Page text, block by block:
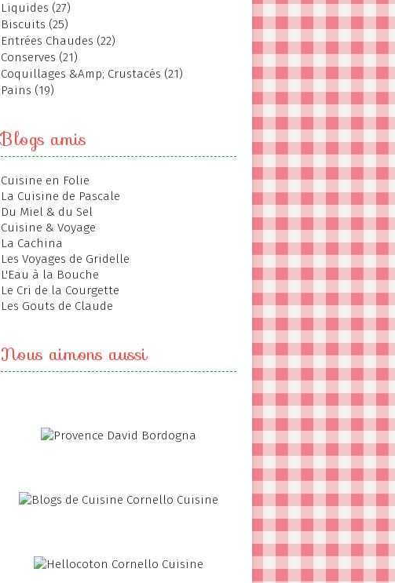
Liquides (27)
Biscuits (25)
Entrées Chaudes (22)
Conserves (21)
Coquillages &Amp; Crustacés (21)
Pains (19)
Blogs amis
Cuisine en Folie
La Cuisine de Pascale
Du Miel & du Sel
Cuisine & Voyage
La Cachina
Les Voyages de Gridelle
L'Eau à la Bouche
Le Cri de la Courgette
Les Gouts de Claude
Nous aimons aussi